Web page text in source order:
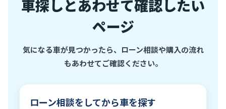
車探しとあわせて確認したい
ページ
気になる車が見つかったら、ローン相談や購入の流れ
もあわせてご確認ください。
ローン相談をしてから車を探す